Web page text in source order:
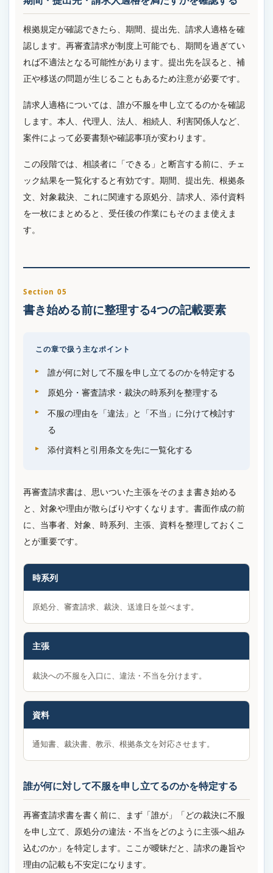
根拠規定が確認できたら、期間、提出先、請求人適格を確
認します。再審査請求が制度上可能でも、期間を過ぎてい
れば不適法となる可能性があります。提出先を誤ると、補
正や移送の問題が生じることもあるため注意が必要です。
請求人適格については、誰が不服を申し立てるのかを確認
します。本人、代理人、法人、相続人、利害関係人など、
案件によって必要書類や確認事項が変わります。
この段階では、相談者に「できる」と断言する前に、チェ
ック結果を一覧化すると有効です。期間、提出先、根拠条
文、対象裁決、これに関連する原処分、請求人、添付資料
を一枚にまとめると、受任後の作業にもそのまま使えま
す。
Section 05
書き始める前に整理する4つの記載要素
この章で扱う主なポイント
誰が何に対して不服を申し立てるのかを特定する
原処分・審査請求・裁決の時系列を整理する
不服の理由を「違法」と「不当」に分けて検討す
る
添付資料と引用条文を先に一覧化する
再審査請求書は、思いついた主張をそのまま書き始める
と、対象や理由が散らばりやすくなります。書面作成の前
に、当事者、対象、時系列、主張、資料を整理しておくこ
とが重要です。
時系列
原処分、審査請求、裁決、送達日を並べます。
主張
裁決への不服を入口に、違法・不当を分けます。
資料
通知書、裁決書、教示、根拠条文を対応させます。
誰が何に対して不服を申し立てるのかを特定する
再審査請求書を書く前に、まず「誰が」「どの裁決に不服
を申し立て、原処分の違法・不当をどのように主張へ組み
込むのか」を特定します。ここが曖昧だと、請求の趣旨や
理由の記載も不安定になります。